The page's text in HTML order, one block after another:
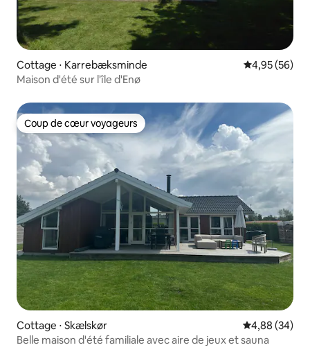
Cottage ⋅ Karrebæksminde Évaluation
4,95 (56)
Maison d'été sur l'île d'Enø
Coup de cœur voyageurs
Coup de cœur voyageurs
Cottage ⋅ Skælskør Évaluation
4,88 (34)
Belle maison d'été familiale avec aire de jeux et sauna